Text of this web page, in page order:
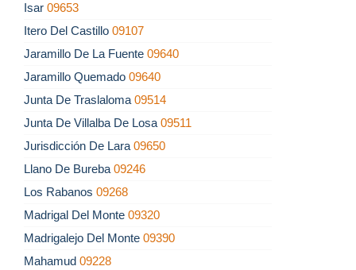
Isar 09653
Itero Del Castillo 09107
Jaramillo De La Fuente 09640
Jaramillo Quemado 09640
Junta De Traslaloma 09514
Junta De Villalba De Losa 09511
Jurisdicción De Lara 09650
Llano De Bureba 09246
Los Rabanos 09268
Madrigal Del Monte 09320
Madrigalejo Del Monte 09390
Mahamud 09228